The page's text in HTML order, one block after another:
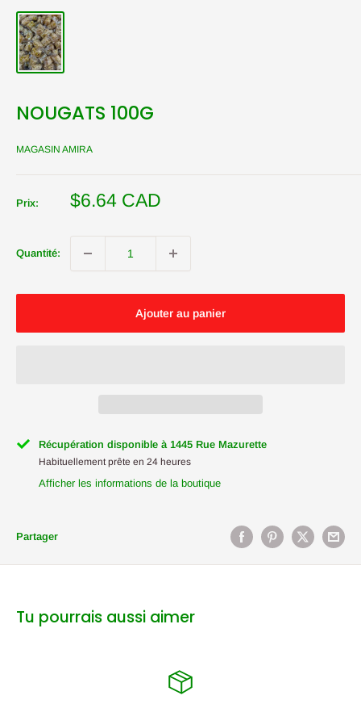
NOUGATS 100G
MAGASIN AMIRA
Prix:
Prix
$6.64 CAD
Quantité:
Ajouter au panier
Récupération disponible à 1445 Rue Mazurette
Habituellement prête en 24 heures
Afficher les informations de la boutique
Partager
Tu pourrais aussi aimer